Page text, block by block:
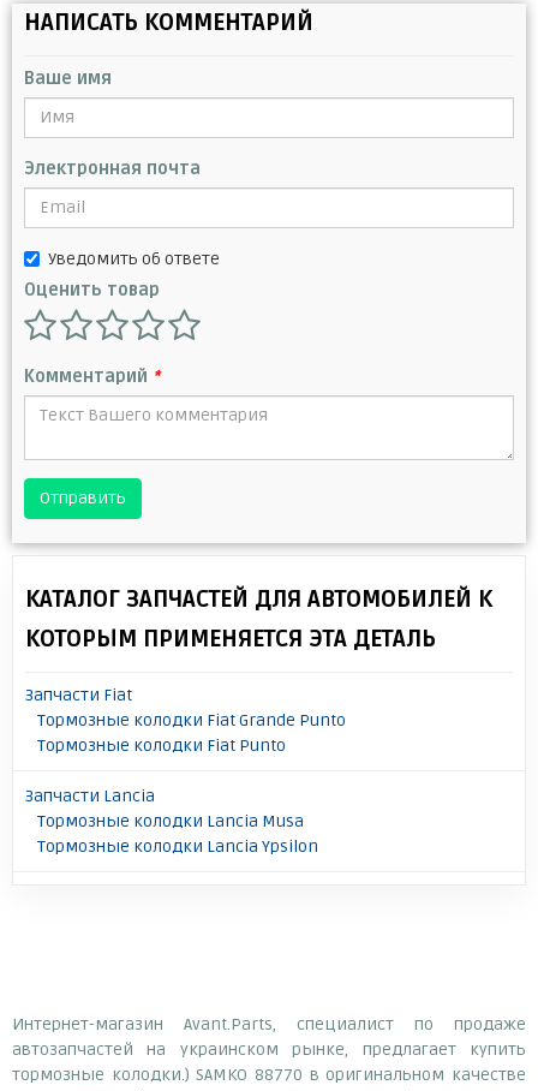
НАПИСАТЬ КОММЕНТАРИЙ
Ваше имя
Электронная почта
Уведомить об ответе
Оценить товар
Комментарий *
Отправить
КАТАЛОГ ЗАПЧАСТЕЙ ДЛЯ АВТОМОБИЛЕЙ К
КОТОРЫМ ПРИМЕНЯЕТСЯ ЭТА ДЕТАЛЬ
Запчасти Fiat
Тормозные колодки Fiat Grande Punto
Тормозные колодки Fiat Punto
Запчасти Lancia
Тормозные колодки Lancia Musa
Тормозные колодки Lancia Ypsilon
Интернет-магазин Avant.Parts, специалист по продаже
автозапчастей на украинском рынке, предлагает купить
тормозные колодки.) SAMKO 88770 в оригинальном качестве